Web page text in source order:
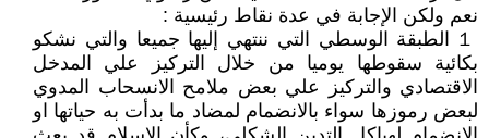
نعم ولكن الإجابة في عدة نقاط رئيسية :
１ الطبقة الوسطي التي ننتهي إليها جميعا والتي نشكو
بكائية سقوطها يوميا من خلال التركيز علي المدخل
الاقتصادي والتركيز علي بعض ملامح الانسحاب المدوي
لبعض رموزها سواء بالانضمام لمضاد ما بدأت به حياتها او